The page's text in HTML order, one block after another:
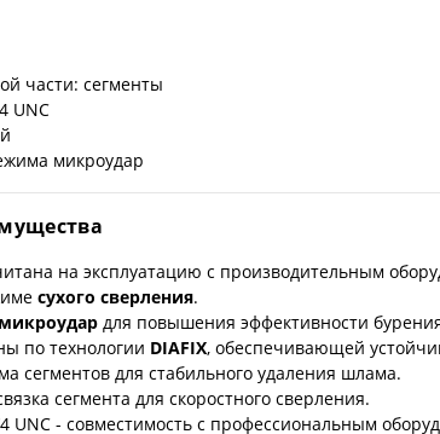
части: сегменты
UNC
микроудар
на эксплуатацию с производительным
сухого сверления.
микроудар для повышения эффективности
по технологии DIAFIX, обеспечивающей
сегментов для стабильного удаления шлама.
сегмента для скоростного сверления.
UNC - совместимость с профессиональным